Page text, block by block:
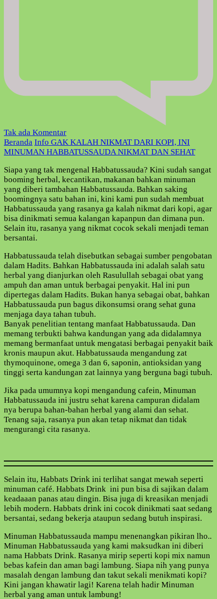
Tak ada Komentarpada
GAK
KALAH
DARI
KOPI,
INI
MINUMAN
HABBATUSSAUDA
NIKMAT
DAN
Beranda Info GAK KALAH NIKMAT DARI KOPI, INI
MINUMAN HABBATUSSAUDA NIKMAT DAN SEHAT
Siapa yang tak mengenal Habbatussauda? Kini sudah sangat
booming herbal, kecantikan, makanan bahkan minuman
yang diberi tambahan Habbatussauda. Bahkan saking
boomingnya satu bahan ini, kini kami pun sudah membuat
Habbatussauda yang rasanya ga kalah nikmat dari kopi, agar
bisa dinikmati semua kalangan kapanpun dan dimana pun.
Selain itu, rasanya yang nikmat cocok sekali menjadi teman
bersantai.
Habbatussauda telah disebutkan sebagai sumber pengobatan
dalam Hadits. Bahkan Habbatussauda ini adalah salah satu
herbal yang dianjurkan oleh Rasulullah sebagai obat yang
ampuh dan aman untuk berbagai penyakit. Hal ini pun
dipertegas dalam Hadits. Bukan hanya sebagai obat, bahkan
Habbatussauda pun bagus dikonsumsi orang sehat guna
menjaga daya tahan tubuh.
Banyak penelitian tentang manfaat Habbatussauda. Dan
memang terbukti bahwa kandungan yang ada didalamnya
memang bermanfaat untuk mengatasi berbagai penyakit baik
kronis maupun akut. Habbatussauda mengandung zat
thymoquinone, omega 3 dan 6, saponin, antioksidan yang
tinggi serta kandungan zat lainnya yang berguna bagi tubuh.
Jika pada umumnya kopi mengandung cafein, Minuman
Habbatussauda ini justru sehat karena campuran didalam
nya berupa bahan-bahan herbal yang alami dan sehat.
Tenang saja, rasanya pun akan tetap nikmat dan tidak
mengurangi cita rasanya.
Selain itu, Habbats Drink ini terlihat sangat mewah seperti
minuman café. Habbats Drink ini pun bisa di sajikan dalam
keadaaan panas atau dingin. Bisa juga di kreasikan menjadi
lebih modern. Habbats drink ini cocok dinikmati saat sedang
bersantai, sedang bekerja ataupun sedang butuh inspirasi.
Minuman Habbatussauda mampu menenangkan pikiran lho..
Minuman Habbatussauda yang kami maksudkan ini diberi
nama Habbats Drink. Rasanya mirip seperti kopi mix namun
bebas kafein dan aman bagi lambung. Siapa nih yang punya
masalah dengan lambung dan takut sekali menikmati kopi?
Kini jangan khawatir lagi! Karena telah hadir Minuman
herbal yang aman untuk lambung!